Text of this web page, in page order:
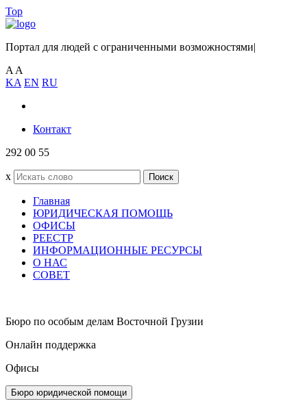
Top
Портал для людей с ограниченными возможностями|
A A
KA EN RU
Контакт
292 00 55
x Поиск
Главная
ЮРИДИЧЕСКАЯ ПОМОЩЬ
ОФИСЫ
РЕЕСТР
ИНФОРМАЦИОННЫЕ РЕСУРСЫ
О НАС
СОВЕТ
Бюро по особым делам Восточной Грузии
Онлайн поддержка
Офисы
Бюро юридической помощи